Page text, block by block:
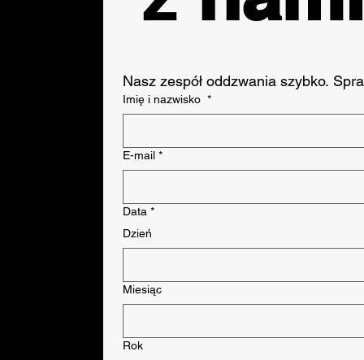
Nasz zespół oddzwania szybko.
Imię i nazwisko *
E-mail *
Data *
Dzień
Miesiąc
Rok